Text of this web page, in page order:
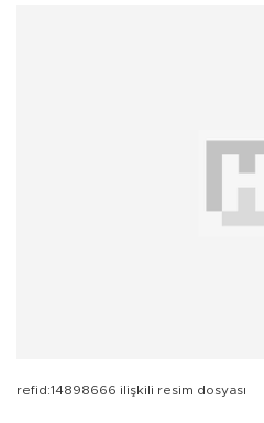
refid:14898666 ilişkili resim dosyası